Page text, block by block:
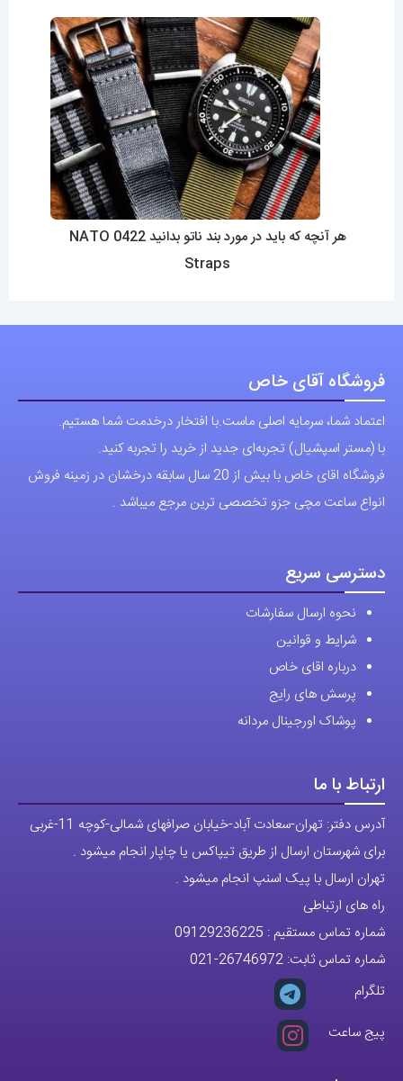
هر آنچه که باید در مورد بند ناتو بدانید 0422 NATO
Straps
فروشگاه آقای خاص
اعتماد شما، سرمایه اصلی ماست.با افتخار درخدمت شما هستیم.
با (مستر اسپشیال) تجربه‌ای جدید از خرید را تجربه کنید.
فروشگاه اقای خاص با بیش از 20 سال سابقه درخشان در زمینه فروش
انواع ساعت مچی جزو تخصصی ترین مرجع میباشد .
دسترسی سریع
نحوه ارسال سفارشات
شرایط و قوانین
درباره اقای خاص
پرسش های رایج
پوشاک اورجینال مردانه
ارتباط با ما
آدرس دفتر: تهران-سعادت آباد-خیابان صرافهای شمالی-کوچه 11-غربی
برای شهرستان ارسال از طریق تیپاکس یا چاپار انجام میشود .
تهران ارسال با پیک اسنپ انجام میشود .
راه های ارتباطی
شماره تماس مستقیم : 09129236225
شماره تماس ثابت: 26746972
-021
تلگرام
پیج ساعت